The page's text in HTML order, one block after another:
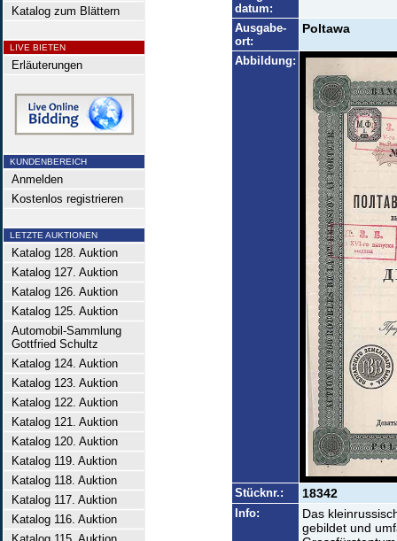
Katalog zum Blättern
LIVE BIETEN
Erläuterungen
KUNDENBEREICH
Anmelden
Kostenlos registrieren
LETZTE AUKTIONEN
Katalog 128. Auktion
Katalog 127. Auktion
Katalog 126. Auktion
Katalog 125. Auktion
Automobil-Sammlung
Gottfried Schultz
Katalog 124. Auktion
Katalog 123. Auktion
Katalog 122. Auktion
Katalog 121. Auktion
Katalog 120. Auktion
Katalog 119. Auktion
Katalog 118. Auktion
Katalog 117. Auktion
Katalog 116. Auktion
datum:
Ausgabe-
ort:
Poltawa
Abbildung:
Stücknr.: 18342
Info:
Das
gebildet und